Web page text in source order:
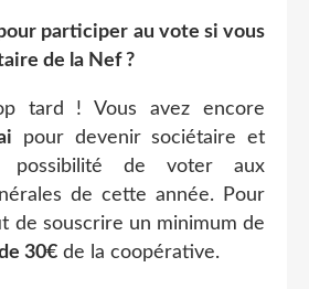
participer au vote si vous
de la Nef ?
tard ! Vous avez encore
pour devenir sociétaire et
possibilité de voter aux
de cette année. Pour
de souscrire un minimum de
30€ de la coopérative.